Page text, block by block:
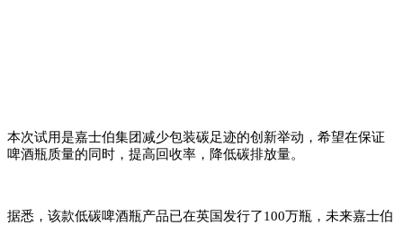
本次试用是嘉士伯集团减少包装碳足迹的创新举动，希望在保证
啤酒瓶质量的同时，提高回收率，降低碳排放量。
据悉，该款低碳啤酒瓶产品已在英国发行了100万瓶，未来嘉士伯